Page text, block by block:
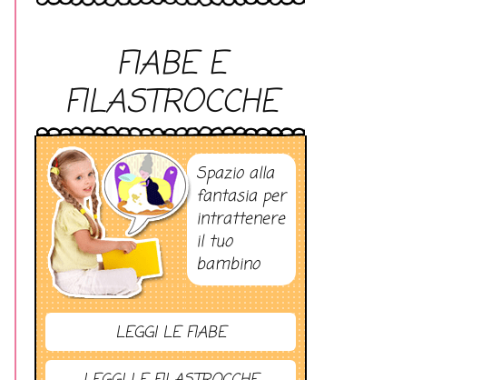
FIABE E
FILASTROCCHE
Spazio alla
fantasia per
intrattenere
il tuo
bambino
LEGGI LE FIABE